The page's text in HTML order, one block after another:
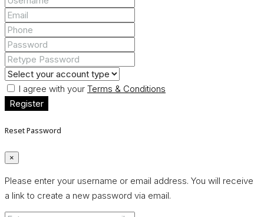
I agree with your Terms & Conditions
Register
Reset Password
×
Please enter your username or email address. You will receive
a link to create a new password via email.